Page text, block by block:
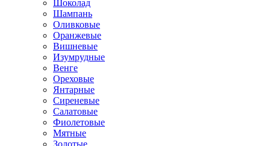
Шоколад
Шампань
Оливковые
Оранжевые
Вишневые
Изумрудные
Венге
Ореховые
Янтарные
Сиреневые
Салатовые
Фиолетовые
Мятные
Золотые